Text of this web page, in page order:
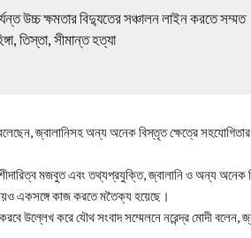
উচ্চ ক্ষমতার বিদ্যুতের সঞ্চালন লাইন করতে সম্মত
তিস্তা, সীমান্ত হত্যা
জ্বালানিসহ অন্য অনেক বিস্তৃত ক্ষেত্রে সহযোগিতার
মজবুত এবং তথ্যপ্রযুক্তি, জ্বালানি ও অন্য অনেক
একসঙ্গে কাজ করতে মতৈক্য হয়েছে।
উল্লেখ করে যৌথ সংবাদ সম্মেলনে নরেন্দ্র মোদী বলেন,